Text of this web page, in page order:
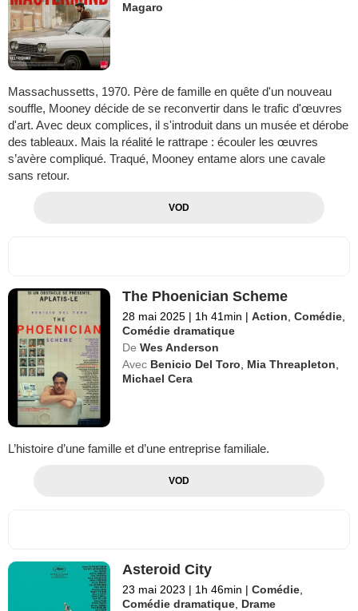
Magaro
Massachussetts, 1970. Père de famille en quête d'un nouveau
souffle, Mooney décide de se reconvertir dans le trafic d'œuvres
d'art. Avec deux complices, il s'introduit dans un musée et dérobe
des tableaux. Mais la réalité le rattrape : écouler les œuvres
s’avère compliqué. Traqué, Mooney entame alors une cavale
sans retour.
VOD
The Phoenician Scheme
28 mai 2025 | 1h 41min | Action ,Comédie
Comédie dramatique
De Wes Anderson
Avec Benicio Del Toro Mia Threapleton
Michael Cera
L’histoire d’une famille et d’une entreprise familiale.
VOD
Asteroid City
23 mai 2023 | 1h 46min | Comédie
Comédie dramatique Drame